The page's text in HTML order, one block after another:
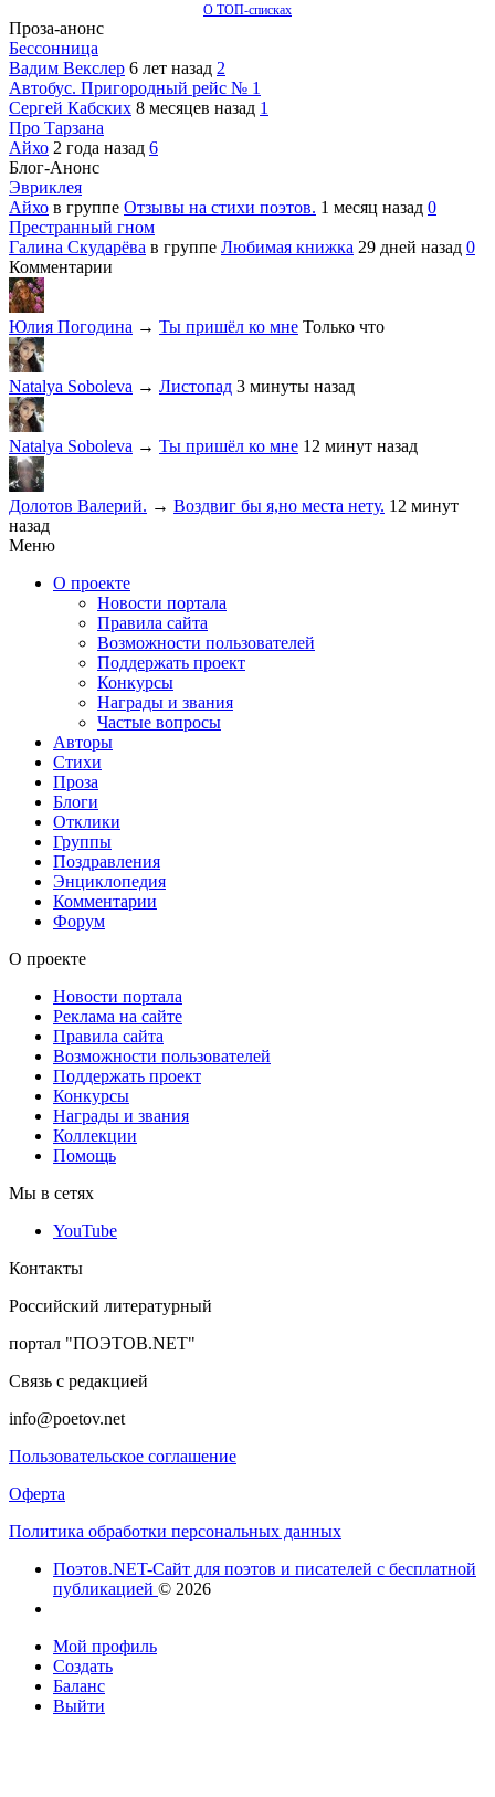
О ТОП-списках
Проза-анонс
Бессонница
Вадим Векслер 6 лет назад 2
Автобус. Пригородный рейс № 1
Сергей Кабских 8 месяцев назад 1
Про Тарзана
Айхо 2 года назад 6
Блог-Анонс
Эвриклея
Айхо в группе Отзывы на стихи поэтов. 1 месяц назад 0
Престранный гном
Галина Скударёва в группе Любимая книжка 29 дней назад 0
Комментарии
Юлия Погодина → Ты пришёл ко мне Только что
Natalya Soboleva → Листопад 3 минуты назад
Natalya Soboleva → Ты пришёл ко мне 12 минут назад
Долотов Валерий. → Воздвиг бы я,но места нету. 12 минут
назад
Меню
О проекте
Новости портала
Правила сайта
Возможности пользователей
Поддержать проект
Конкурсы
Награды и звания
Частые вопросы
Авторы
Стихи
Проза
Блоги
Отклики
Группы
Поздравления
Энциклопедия
Комментарии
Форум
О проекте
Новости портала
Реклама на сайте
Правила сайта
Возможности пользователей
Поддержать проект
Конкурсы
Награды и звания
Коллекции
Помощь
Мы в сетях
YouTube
Контакты
Российский литературный
портал "ПОЭТОВ.NET"
Связь с редакцией
info@poetov.net
Пользовательское соглашение
Оферта
Политика обработки персональных данных
Поэтов.NET-Сайт для поэтов и писателей с бесплатной
публикацией © 2026
Мой профиль
Создать
Баланс
Выйти